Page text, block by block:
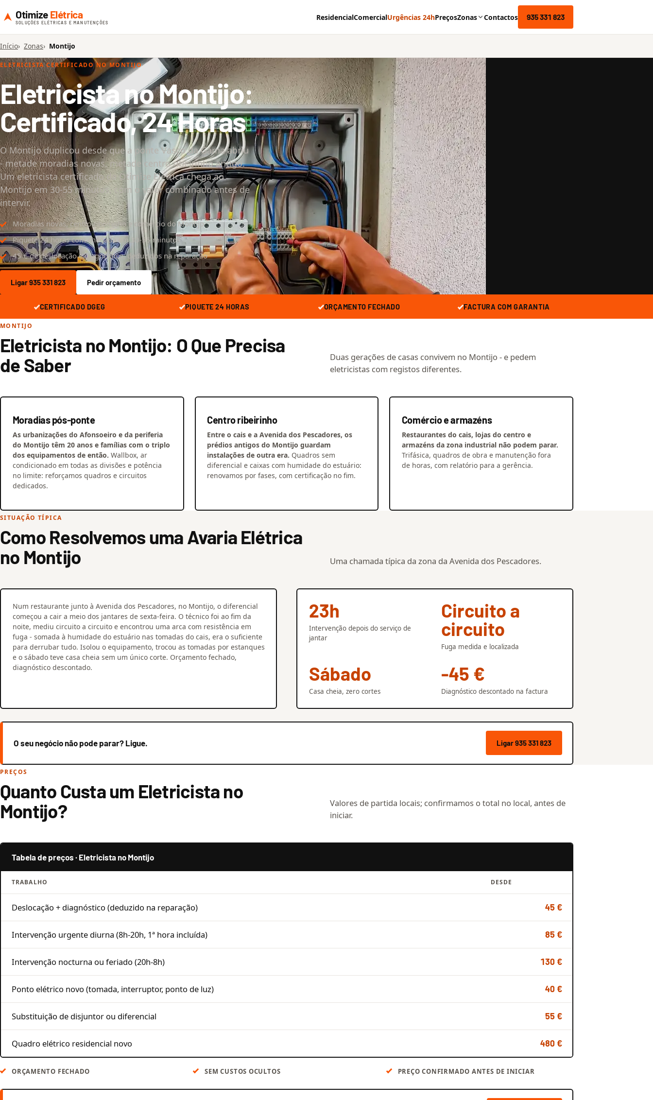
Otimize Elétrica
SOLUÇÕES ELÉTRICAS E MANUTENÇÕES
ResidencialComercialUrgências 24hPreçosZonas Contactos 935 331 823
Início Zonas Montijo
ELETRICISTA CERTIFICADO NO MONTIJO
Eletricista no Montijo:
Certificado, 24 Horas
O Montijo duplicou desde que a ponte Vasco da Gama abriu
- metade moradias novas, metade centro ribeirinho antigo.
Um eletricista certificado da Otimize Elétrica chega ao
Montijo em 30-55 minutos, com o valor combinado antes de
intervir.
Moradias novas, centro ribeirinho e comércio do Montijo
Piquete 24 horas com chegada em 30-55 minutos
45 € de deslocação e diagnóstico, deduzidos na reparação
Ligar 935 331 823 Pedir orçamento
CERTIFICADO DGEG PIQUETE 24 HORAS ORÇAMENTO FECHADO FACTURA COM GARANTIA
MONTIJO
Eletricista no Montijo: O Que Precisa
de Saber
Duas gerações de casas convivem no Montijo - e pedem
eletricistas com registos diferentes.
Moradias pós-ponte
As urbanizações do Afonsoeiro e da periferia
do Montijo têm 20 anos e famílias com o triplo
dos equipamentos de então. Wallbox, ar
condicionado em todas as divisões e potência
no limite: reforçamos quadros e circuitos
dedicados.
Centro ribeirinho
Entre o cais e a Avenida dos Pescadores, os
prédios antigos do Montijo guardam
instalações de outra era. Quadros sem
diferencial e caixas com humidade do estuário:
renovamos por fases, com certificação no fim.
Comércio e armazéns
Restaurantes do cais, lojas do centro e
armazéns da zona industrial não podem parar.
Trifásica, quadros de obra e manutenção fora
de horas, com relatório para a gerência.
SITUAÇÃO TÍPICA
Como Resolvemos uma Avaria Elétrica
no Montijo
Uma chamada típica da zona da Avenida dos Pescadores.
Num restaurante junto à Avenida dos Pescadores, no Montijo, o diferencial
começou a cair a meio dos jantares de sexta-feira. O técnico foi ao fim da
noite, mediu circuito a circuito e encontrou uma arca com resistência em
fuga - somada à humidade do estuário nas tomadas do cais, era o suficiente
para derrubar tudo. Isolou o equipamento, trocou as tomadas por estanques
e o sábado teve casa cheia sem um único corte. Orçamento fechado,
diagnóstico descontado.
23h
Intervenção depois do serviço de
jantar
Circuito a
circuito
Fuga medida e localizada
Sábado
Casa cheia, zero cortes
-45 €
Diagnóstico descontado na factura
O seu negócio não pode parar? Ligue. Ligar 935 331 823
PREÇOS
Quanto Custa um Eletricista no
Montijo?
Valores de partida locais; confirmamos o total no local, antes de
iniciar.
Tabela de preços · Eletricista no Montijo
TRABALHO DESDE
Deslocação + diagnóstico (deduzido na reparação) 45 €
Intervenção urgente diurna (8h-20h, 1ª hora incluída) 85 €
Intervenção nocturna ou feriado (20h-8h) 130 €
Ponto elétrico novo (tomada, interruptor, ponto de luz) 40 €
Substituição de disjuntor ou diferencial 55 €
Quadro elétrico residencial novo 480 €
ORÇAMENTO FECHADO SEM CUSTOS OCULTOS PREÇO CONFIRMADO ANTES DE INICIAR